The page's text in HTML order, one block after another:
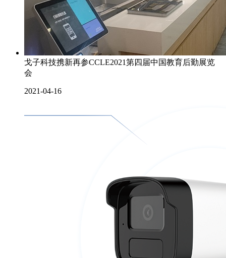
戈子科技携新再参CCLE2021第四届中国教育后勤展览
会
2021-04-16